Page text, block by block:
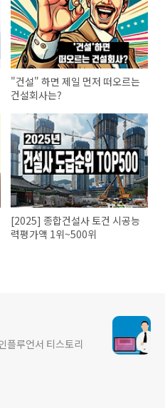
"건설" 하면 제일 먼저 떠오르는
건설회사는?
[2025] 종합건설사 토건 시공능
력평가액 1위~500위
플루언서 티스토리